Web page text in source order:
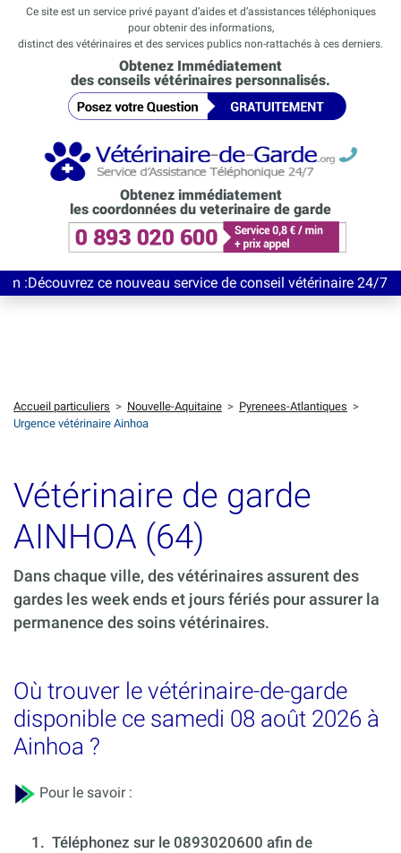
Ce site est un service privé payant d’aides et d’assistances téléphoniques
pour obtenir des informations,
distinct des vétérinaires et des services publics non-rattachés à ces derniers.
Obtenez Immédiatement
des conseils vétérinaires personnalisés.
Obtenez immédiatement
les coordonnées du veterinaire de garde
ce nouveau service de conseil vétérinaire 24/7
Accueil particuliers > Nouvelle-Aquitaine > Pyrenees-Atlantiques >
Urgence vétérinaire Ainhoa
Vétérinaire de garde
AINHOA (64)
Dans chaque ville, des vétérinaires assurent des
gardes les week ends et jours fériés pour assurer la
permanence des soins vétérinaires.
Où trouver le vétérinaire-de-garde
disponible ce samedi 08 août 2026 à
Ainhoa ?
Pour le savoir :
1. Téléphonez sur le 0893020600 afin de